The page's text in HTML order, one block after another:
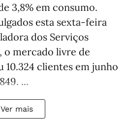
3,8% em consumo.
esta sexta-feira
dos Serviços
o mercado livre de
clientes em junho
...
Ver mais